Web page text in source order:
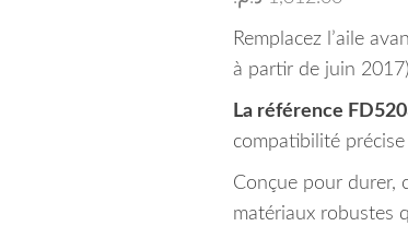
Remplacez l’aile
à partir de juin
La référence
compatibilité
Conçue pour durer,
matériaux robustes